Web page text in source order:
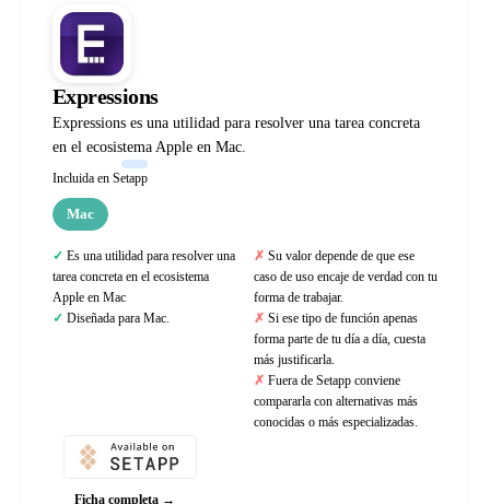
Expressions
Expressions es una utilidad para resolver una tarea concreta
en el ecosistema Apple en Mac.
Incluida en Setapp
Mac
Es una utilidad para resolver una
tarea concreta en el ecosistema
Apple en Mac
Diseñada para Mac.
Su valor depende de que ese
caso de uso encaje de verdad con tu
forma de trabajar.
Si ese tipo de función apenas
forma parte de tu día a día, cuesta
más justificarla.
Fuera de Setapp conviene
compararla con alternativas más
conocidas o más especializadas.
Ficha completa →